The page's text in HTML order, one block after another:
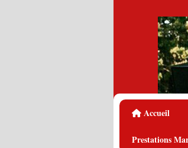
Accueil
Prestations